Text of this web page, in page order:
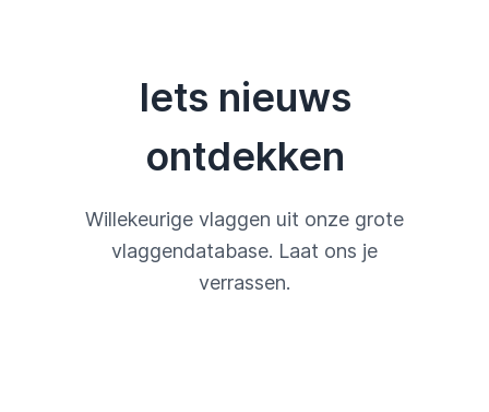
Iets nieuws
ontdekken
Willekeurige vlaggen uit onze grote
vlaggendatabase. Laat ons je
verrassen.